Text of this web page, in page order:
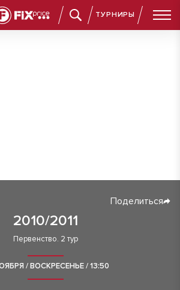
ТУРНИРЫ
2010/2011
Поделиться
Первенство. 2 тур
/ ВОСКРЕСЕНЬЕ / 13:50